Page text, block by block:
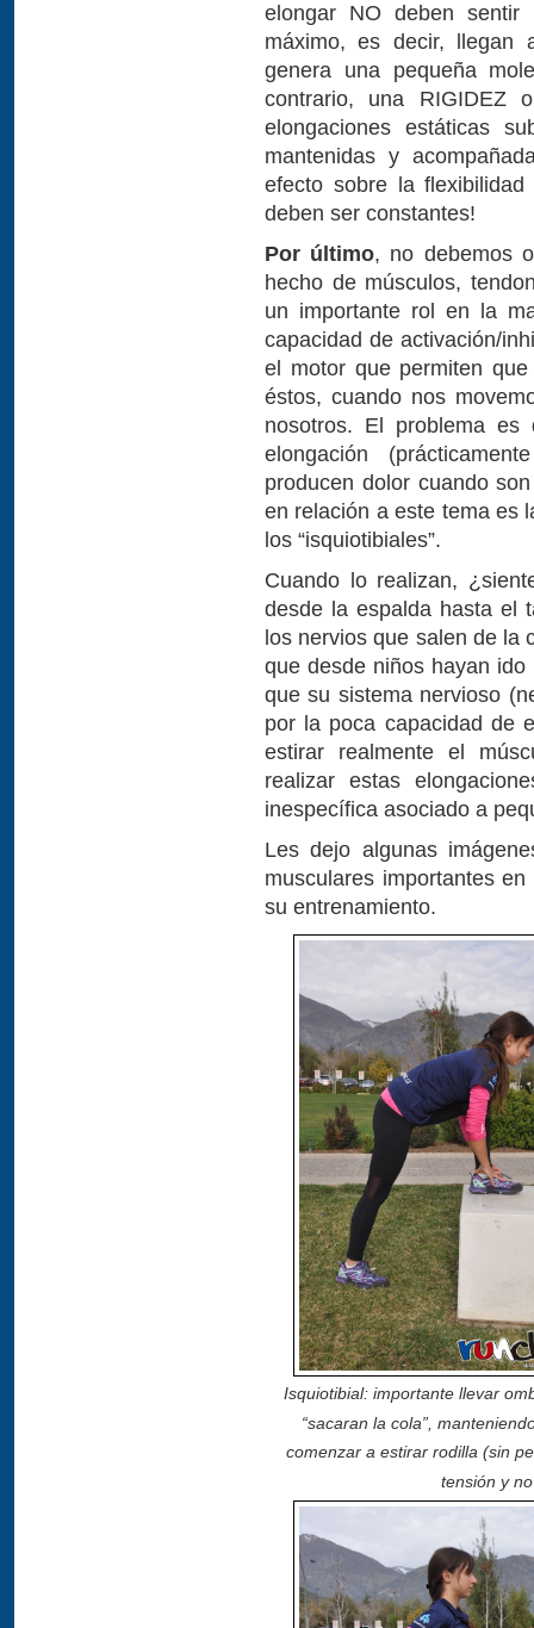
elongar NO deben
máximo, es decir,
genera una pequeña
contrario, una RIGIDEZ
elongaciones estáticas
mantenidas y
efecto sobre la
deben ser constantes!
Por último, no debemos
hecho de músculos,
un importante rol en la
capacidad de activación/
el motor que permiten
éstos, cuando nos
nosotros. El problema
elongación
producen dolor cuando
en relación a este tema es
los “isquiotibiales”.
Cuando lo realizan,
desde la espalda hasta el
los nervios que salen de la
que desde niños hayan
que su sistema nervioso
por la poca capacidad de
estirar realmente el
realizar estas
inespecífica asociado a
Les dejo algunas
musculares importantes
su entrenamiento.
Isquiotibial: importante llevar
“sacaran la cola”,
comenzar a estirar rodilla (sin
tensión y